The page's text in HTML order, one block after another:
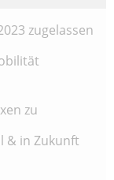
zugelassen
zu
& in Zukunft